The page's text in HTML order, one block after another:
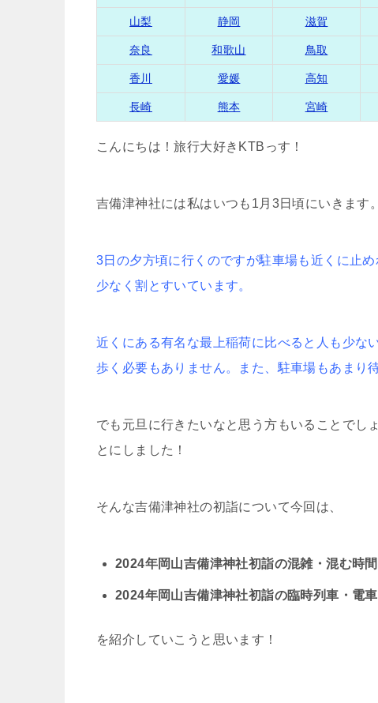
山梨 静岡 滋賀
奈良 和歌山 鳥取
香川 愛媛 高知
長崎 熊本 宮崎
こんにちは！旅行大好きKTBっす！
吉備津神社には私はいつも1月3日頃にいきます。
3日の夕方頃に行くのですが駐車場も近くに止
少なく割とすいています。
近くにある有名な最上稲荷に比べると人も少な
歩く必要もありません。また、駐車場もあまり
でも元旦に行きたいなと思う方もいることでし
とにしました！
そんな吉備津神社の初詣について今回は、
2024年岡山吉備津神社初詣の混雑・混む時間
2024年岡山吉備津神社初詣の臨時列車・電
を紹介していこうと思います！